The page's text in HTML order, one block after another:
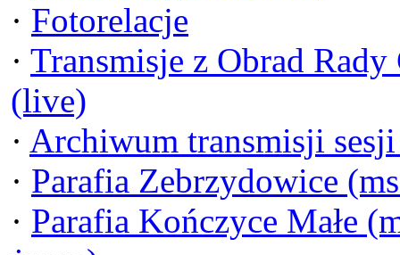
· Fotorelacje
· Transmisje z Obrad
(live)
· Archiwum transmisji
· Parafia Zebrzydowice
· Parafia Kończyce Małe